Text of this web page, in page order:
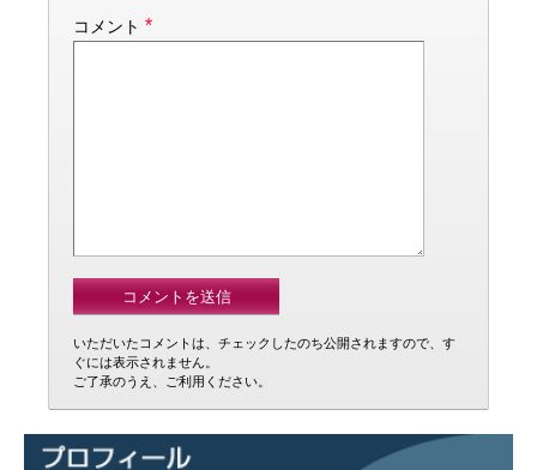
コメント *
いただいたコメントは、チェックしたのち公開されますので、す
ぐには表示されません。
ご了承のうえ、ご利用ください。